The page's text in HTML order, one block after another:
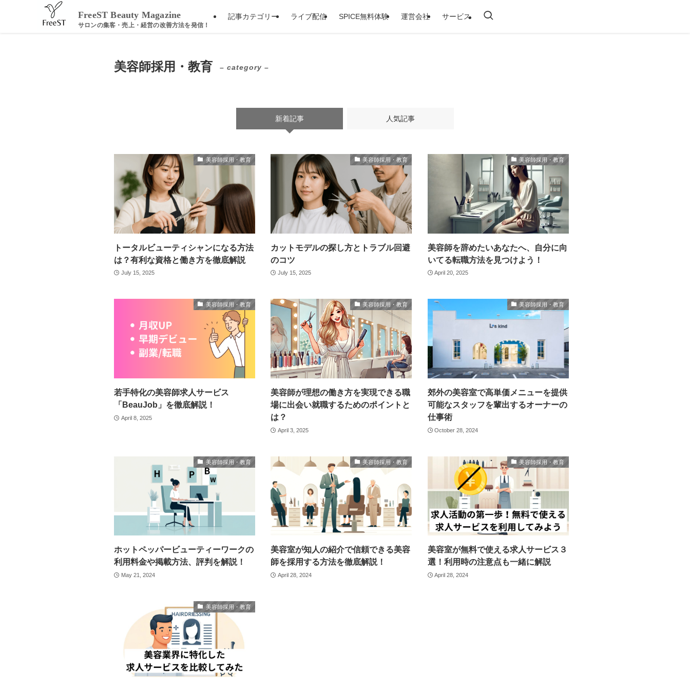
FreeST Beauty Magazine 記事カテゴリー ライブ配信 SPICE無料体験 運営会社 サービス
ホーム
美容師採用・教育 – category –
新着記事 人気記事
美容師採用・教育
トータルビューティシャンになる方法
は？有利な資格と働き方を徹底解説
July 15, 2025
美容師採用・教育
カットモデルの探し方とトラブル回避
のコツ
July 15, 2025
美容師採用・教育
美容師を辞めたいあなたへ、自分に向
いてる転職方法を見つけよう！
April 20, 2025
美容師採用・教育
若手特化の美容師求人サービス
「BeauJob」を徹底解説！
April 8, 2025
美容師採用・教育
美容師が理想の働き方を実現できる職
場に出会い就職するためのポイントと
は？
April 3, 2025
美容師採用・教育
郊外の美容室で高単価メニューを提供
可能なスタッフを輩出するオーナーの
仕事術
October 28, 2024
美容師採用・教育
ホットペッパービューティーワークの
利用料金や掲載方法、評判を解説！
May 21, 2024
美容師採用・教育
美容室が知人の紹介で信頼できる美容
師を採用する方法を徹底解説！
April 28, 2024
美容師採用・教育
美容室が無料で使える求人サービス３
選！利用時の注意点も一緒に解説
April 28, 2024
美容師採用・教育